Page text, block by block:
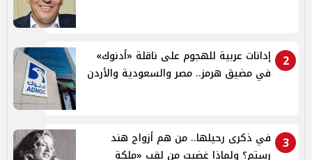
2
إدانات عربية للهجوم على ناقلة «أدنوك»
في مضيق هرمز.. مصر والسعودية والأردن
3
في ذكرى رحيلها.. من هم أزواج هند
رستم؟ ولماذا غضبت من لقب «ملكة